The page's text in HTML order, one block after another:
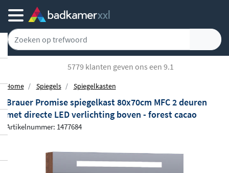
5779 klanten geven ons een 9.1
Home Spiegels Spiegelkasten
Brauer Promise spiegelkast 80x70cm MFC 2 deuren
met directe LED verlichting boven - forest cacao
Artikelnummer: 1477684